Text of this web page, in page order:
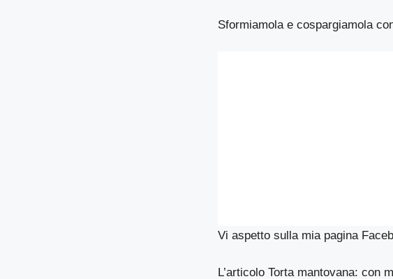
Sformiamola e cospargiamola
Vi aspetto sulla mia pagina
L’articoloTorta mantovana: con